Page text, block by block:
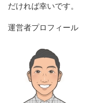
だければ幸いです。
運営者プロフィール